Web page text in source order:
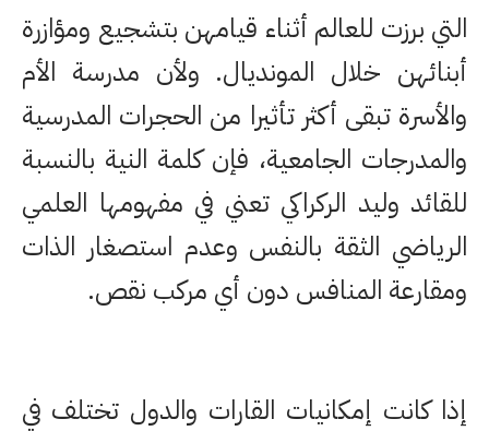
التي برزت للعالم أثناء قيامهن بتشجيع ومؤازرة
أبنائهن خلال المونديال. ولأن مدرسة الأم
والأسرة تبقى أكثر تأثيرا من الحجرات المدرسية
والمدرجات الجامعية، فإن كلمة النية بالنسبة
للقائد وليد الركراكي تعني في مفهومها العلمي
الرياضي الثقة بالنفس وعدم استصغار الذات
ومقارعة المنافس دون أي مركب نقص.
إذا كانت إمكانيات القارات والدول تختلف في